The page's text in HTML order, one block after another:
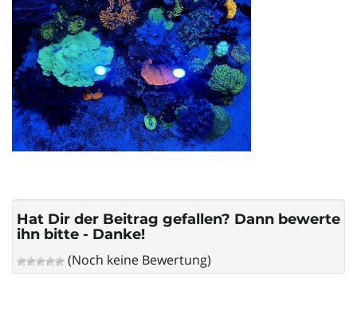
e
Hat Dir der Beitrag gefallen? Dann bewerte
ihn bitte - Danke!
(Noch keine Bewertung)